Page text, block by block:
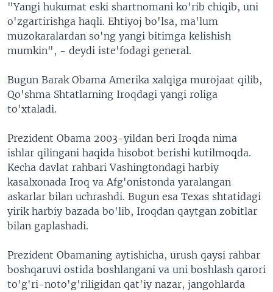
"Yangi hukumat eski shartnomani ko'rib chiqib, uni
o'zgartirishga haqli. Ehtiyoj bo'lsa, ma'lum
muzokaralardan so'ng yangi bitimga kelishish
mumkin", - deydi iste'fodagi general.
Bugun Barak Obama Amerika xalqiga murojaat qilib,
Qo'shma Shtatlarning Iroqdagi yangi roliga
to'xtaladi.
Prezident Obama 2003-yildan beri Iroqda nima
ishlar qilingani haqida hisobot berishi kutilmoqda.
Kecha davlat rahbari Vashingtondagi harbiy
kasalxonada Iroq va Afg'onistonda yaralangan
askarlar bilan uchrashdi. Bugun esa Texas shtatidagi
yirik harbiy bazada bo'lib, Iroqdan qaytgan zobitlar
bilan gaplashadi.
Prezident Obamaning aytishicha, urush qaysi rahbar
boshqaruvi ostida boshlangani va uni boshlash qarori
to'g'ri-noto'g'riligidan qat'iy nazar, jangohlarda